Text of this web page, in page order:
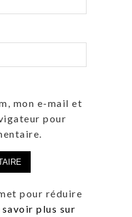
mon e-mail et
pour
pour réduire
savoir plus sur